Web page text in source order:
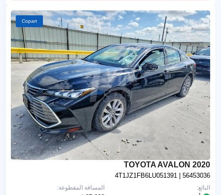
Copart
2020 TOYOTA AVALON
4T1JZ1FB6LU051391 | 56453036
المسافة المقطوعة: البائع: